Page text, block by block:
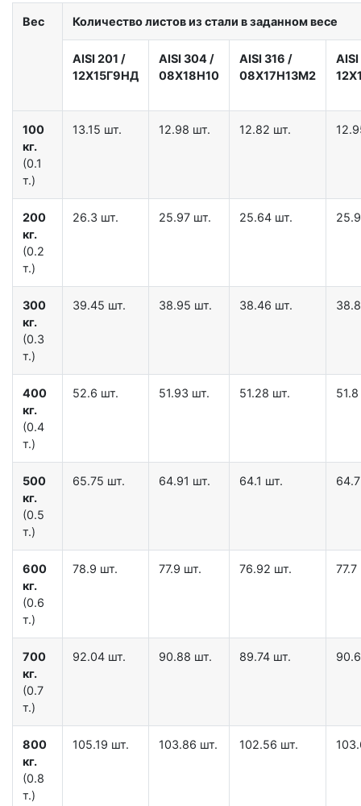
Вес Количество листов из стали в заданном весе
AISI 201 /
12X15Г9НД
AISI 304 /
08Х18Н10
AISI 316 /
08Х17Н13М2
AISI
100
кг.
(0.1
т.)
13.15 шт. 12.98 шт. 12.82 шт.
200
кг.
(0.2
т.)
26.3 шт. 25.97 шт. 25.64 шт.
300
кг.
(0.3
т.)
39.45 шт. 38.95 шт. 38.46 шт.
400
кг.
(0.4
т.)
52.6 шт. 51.93 шт. 51.28 шт.
500
кг.
(0.5
т.)
65.75 шт. 64.91 шт. 64.1 шт.
600
кг.
(0.6
т.)
78.9 шт. 77.9 шт. 76.92 шт. 77.7
700
кг.
(0.7
т.)
92.04 шт. 90.88 шт. 89.74 шт.
800
кг.
(0.8
т.)
105.19 шт. 103.86 шт. 102.56 шт.